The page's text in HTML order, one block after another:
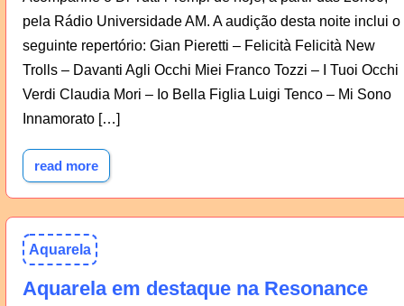
pela Rádio Universidade AM. A audição desta noite inclui o
seguinte repertório: Gian Pieretti – Felicità Felicità New
Trolls – Davanti Agli Occhi Miei Franco Tozzi – I Tuoi Occhi
Verdi Claudia Mori – Io Bella Figlia Luigi Tenco – Mi Sono
Innamorato […]
read more
Aquarela
Aquarela em destaque na Resonance